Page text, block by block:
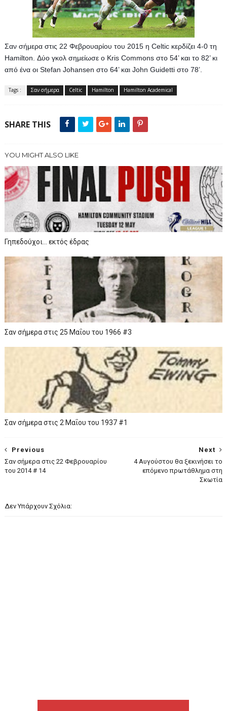
Σαν σήμερα στις 22 Φεβρουαρίου του 2015 η Celtic κερδίζει 4-0 τη
Hamilton. Δύο γκολ σημείωσε ο Kris Commons στο 54’ και το 82’ κι
από ένα οι Stefan Johansen στο 64’ και John Guidetti στο 78’.
Tags : Σαν σήμερα Celtic Hamilton Hamilton Academical
SHARE THIS
YOU MIGHT ALSO LIKE
Γηπεδούχοι... εκτός έδρας
Σαν σήμερα στις 25 Μαΐου του 1966 #3
Σαν σήμερα στις 2 Μαΐου του 1937 #1
Next
4 Αυγούστου θα ξεκινήσει το
επόμενο πρωτάθλημα στη
Σκωτία
Previous
Σαν σήμερα στις 22 Φεβρουαρίου
του 2014 # 14
Δεν Υπάρχουν Σχόλια: